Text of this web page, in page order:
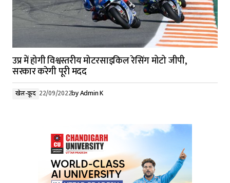
उप्र में होगी विश्वस्तरीय मोटरसाइकिल रेसिंग मोटो जीपी,
सरकार करेगी पूरी मदद
खेल-कूद 22/09/2022byAdmin K